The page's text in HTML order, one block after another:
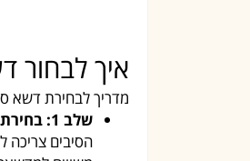
איך לבחור דשא
מדריך לבחירת דשא
שלב 1: בחירת אורך הסיבים